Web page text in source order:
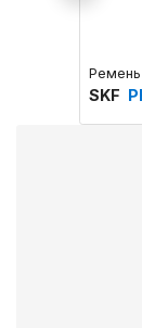
Ремень
SKF